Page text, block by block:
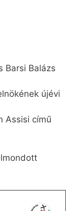
Barsi Balázs
újévi
Assisi című